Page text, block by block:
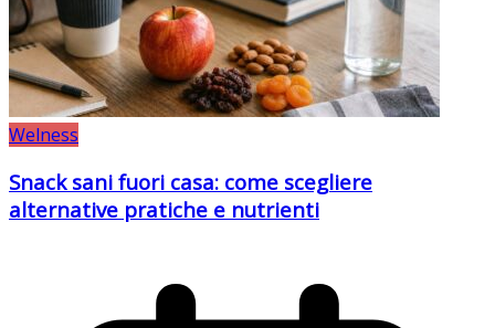
Welness
Snack sani fuori casa: come scegliere
alternative pratiche e nutrienti